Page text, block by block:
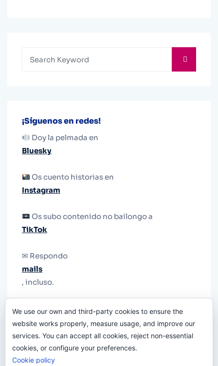
¡Síguenos en redes!
Doy la pelmada en
Bluesky
Os cuento historias en
Instagram
Os subo contenido no bailongo a
TikTok
✉ Respondo
mails
, incluso.
le quiten el teléfono.
We use our own and third-party cookies to ensure the
website works properly, measure usage, and improve our
services. You can accept all cookies, reject non-essential
cookies, or configure your preferences.
Cookie policy